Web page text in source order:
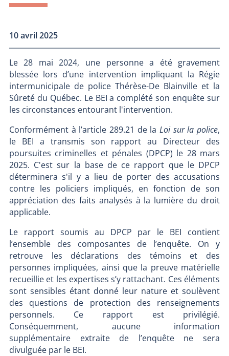
10 avril 2025
Le 28 mai 2024, une personne a été gravement
blessée lors d’une intervention impliquant la Régie
intermunicipale de police Thérèse-De Blainville et la
Sûreté du Québec. Le BEI a complété son enquête sur
les circonstances entourant l'intervention.
Conformément à l’article 289.21 de laLoi sur la police,
le BEI a transmis son rapport au Directeur des
poursuites criminelles et pénales (DPCP) le 28 mars
2025. C'est sur la base de ce rapport que le DPCP
déterminera s'il y a lieu de porter des accusations
contre les policiers impliqués, en fonction de son
appréciation des faits analysés à la lumière du droit
applicable.
Le rapport soumis au DPCP par le BEI contient
l’ensemble des composantes de l’enquête. On y
retrouve les déclarations des témoins et des
personnes impliquées, ainsi que la preuve matérielle
recueillie et les expertises s’y rattachant. Ces éléments
sont sensibles étant donné leur nature et soulèvent
des questions de protection des renseignements
personnels. Ce rapport est privilégié.
Conséquemment, aucune information
supplémentaire extraite de l’enquête ne sera
divulguée par le BEI.